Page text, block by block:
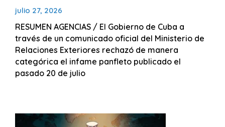
julio 27, 2026
RESUMEN AGENCIAS / El Gobierno de Cuba a
través de un comunicado oficial del Ministerio de
Relaciones Exteriores rechazó de manera
categórica el infame panfleto publicado el
pasado 20 de julio